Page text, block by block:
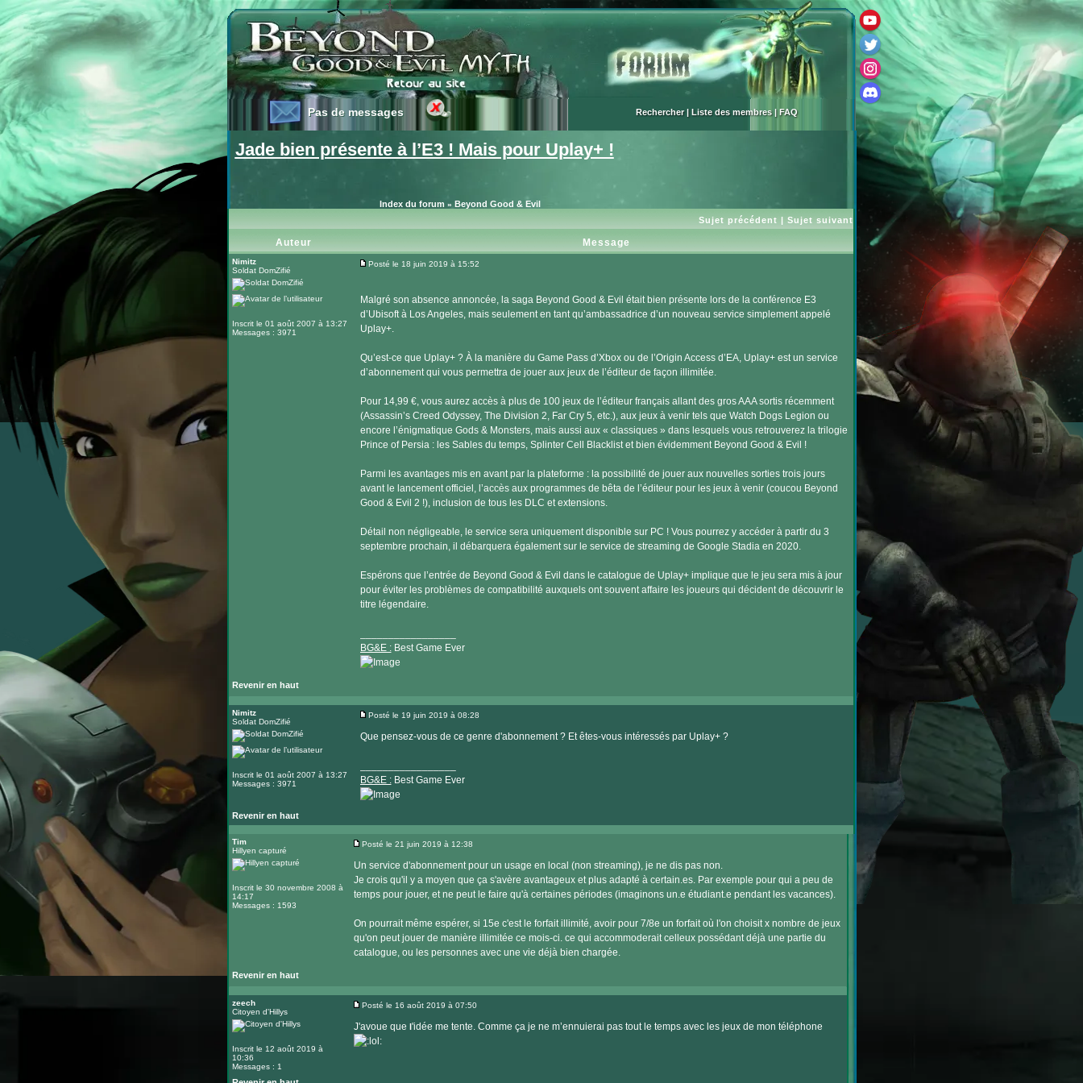
Pas de messages
Pas de messages Rechercher| Liste des membres|FAQ
Jade bien présente à l’E3 ! Mais pour Uplay+ !
Index du forum » Beyond Good & Evil
Sujet précédent | Sujet suivant
Auteur Message
Nimitz
Soldat DomZifié
Inscrit le 01 août 2007 à 13:27
Messages : 3971
Posté le 18 juin 2019 à 15:52
Malgré son absence annoncée, la saga Beyond Good & Evil était bien présente lors de la conférence E3
d’Ubisoft à Los Angeles, mais seulement en tant qu’ambassadrice d’un nouveau service simplement appelé
Uplay+.
Qu’est-ce que Uplay+ ? À la manière du Game Pass d’Xbox ou de l’Origin Access d’EA, Uplay+ est un service
d’abonnement qui vous permettra de jouer aux jeux de l’éditeur de façon illimitée.
Pour 14,99 €, vous aurez accès à plus de 100 jeux de l’éditeur français allant des gros AAA sortis récemment
(Assassin’s Creed Odyssey, The Division 2, Far Cry 5, etc.), aux jeux à venir tels que Watch Dogs Legion ou
encore l’énigmatique Gods & Monsters, mais aussi aux « classiques » dans lesquels vous retrouverez la trilogie
Prince of Persia : les Sables du temps, Splinter Cell Blacklist et bien évidemment Beyond Good & Evil !
Parmi les avantages mis en avant par la plateforme : la possibilité de jouer aux nouvelles sorties trois jours
avant le lancement officiel, l’accès aux programmes de bêta de l’éditeur pour les jeux à venir (coucou Beyond
Good & Evil 2 !), inclusion de tous les DLC et extensions.
Détail non négligeable, le service sera uniquement disponible sur PC ! Vous pourrez y accéder à partir du 3
septembre prochain, il débarquera également sur le service de streaming de Google Stadia en 2020.
Espérons que l’entrée de Beyond Good & Evil dans le catalogue de Uplay+ implique que le jeu sera mis à jour
pour éviter les problèmes de compatibilité auxquels ont souvent affaire les joueurs qui décident de découvrir le
titre légendaire.
BG&E :Best Game Ever
Revenir en haut
le
site
Nimitz
Soldat DomZifié
Inscrit le 01 août 2007 à 13:27
Messages : 3971
Posté le 19 juin 2019 à 08:28
Que pensez-vous de ce genre d'abonnement ? Et êtes-vous intéressés par Uplay+ ?
BG&E :Best Game Ever
Revenir en haut
Visiter
site
Tim
Hillyen capturé
Inscrit le 30 novembre 2008 à
14:17
Messages : 1593
Posté le 21 juin 2019 à 12:38
Un service d'abonnement pour un usage en local (non streaming), je ne dis pas non.
Je crois qu'il y a moyen que ça s'avère avantageux et plus adapté à certain.es. Par exemple pour qui a peu de
temps pour jouer, et ne peut le faire qu'à certaines périodes (imaginons un.e étudiant.e pendant les vacances).
On pourrait même espérer, si 15e c'est le forfait illimité, avoir pour 7/8e un forfait où l'on choisit x nombre de jeux
qu'on peut jouer de manière illimitée ce mois-ci. ce qui accommoderait celleux possédant déjà une partie du
catalogue, ou les personnes avec une vie déjà bien chargée.
Revenir en haut
zeech
Citoyen d'Hillys
Inscrit le 12 août 2019 à
10:36
Messages : 1
Posté le 16 août 2019 à 07:50
J'avoue que l'idée me tente. Comme ça je ne m’ennuierai pas tout le temps avec les jeux de mon téléphone